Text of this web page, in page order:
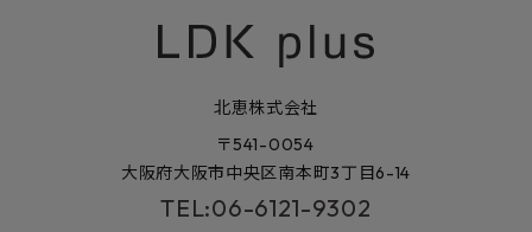
北恵株式会社
〒541-0054
大阪府大阪市中央区南本町3丁目6-14
TEL:06-6121-9302